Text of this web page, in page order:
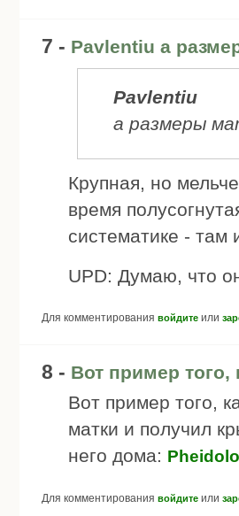
7 - Pavlentiu а
Pavlentiu
а размеры
Крупная, но
время
систематике -
UPD: Думаю, что
Для комментирования войдите или
8 - Вот пример того,
Вот пример того,
матки и получил
него дома:
Для комментирования войдите или